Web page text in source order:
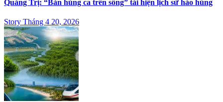
Quảng Trị: “Bản hùng ca trên sông” tái hiện lịch sử hào hùng
Story Tháng 4 20, 2026